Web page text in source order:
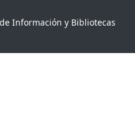
Información y Bibliotecas